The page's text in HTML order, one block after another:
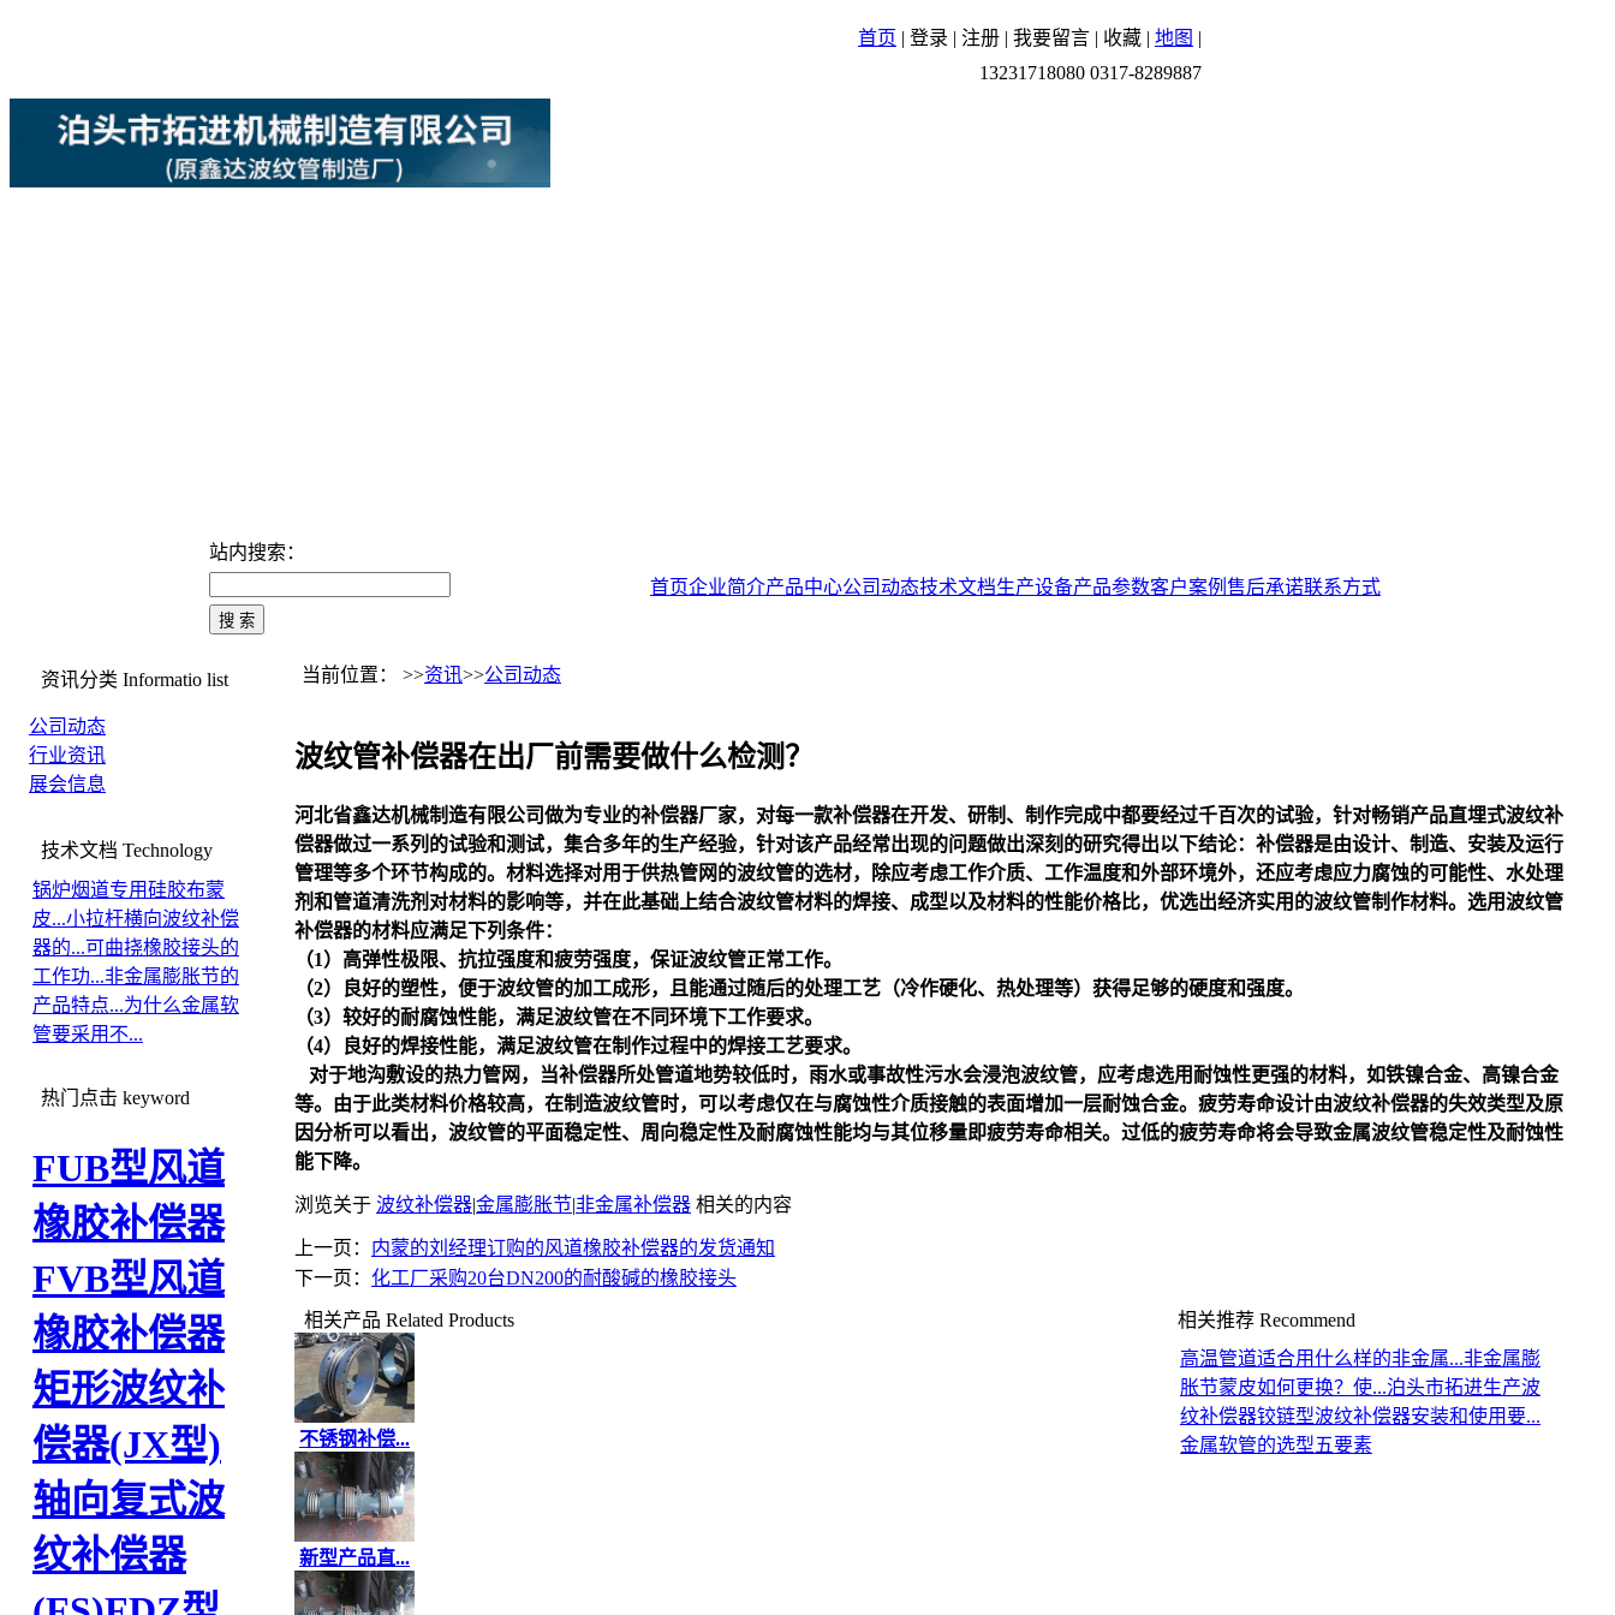
首页 | 登录 | 注册 | 我要留言 | 收藏 | 地图 |
13231718080 0317-8289887
站内搜索：
首页企业简介产品中心公司动态技术文档生产设备产品参数客户案例 售后承诺联系方式
资讯分类 Informatio list
公司动态
行业资讯
展会信息
技术文档 Technology
锅炉烟道专用硅胶布蒙
皮...小拉杆横向波纹补偿
器的...可曲挠橡胶接头的
工作功...非金属膨胀节的
产品特点...为什么金属软
管要采用不...
热门点击 keyword
FUB型风道
橡胶补偿器
FVB型风道
橡胶补偿器
矩形波纹补
偿器(JX型)
轴向复式波
纹补偿器
当前位置： >>资讯>>公司动态
波纹管补偿器在出厂前需要做什么检测？
河北省鑫达机械制造有限公司做为专业的补偿器厂家，对每一款补偿器在开发、研制、制作完成中都要经过千百次的试验，针对畅销产品直埋式波纹补
偿器做过一系列的试验和测试，集合多年的生产经验，针对该产品经常出现的问题做出深刻的研究得出以下结论：补偿器是由设计、制造、安装及运行
管理等多个环节构成的。材料选择对用于供热管网的波纹管的选材，除应考虑工作介质、工作温度和外部环境外，还应考虑应力腐蚀的可能性、水处理
剂和管道清洗剂对材料的影响等，并在此基础上结合波纹管材料的焊接、成型以及材料的性能价格比，优选出经济实用的波纹管制作材料。选用波纹管
补偿器的材料应满足下列条件：
（1）高弹性极限、抗拉强度和疲劳强度，保证波纹管正常工作。
（2）良好的塑性，便于波纹管的加工成形，且能通过随后的处理工艺（冷作硬化、热处理等）获得足够的硬度和强度。
（3）较好的耐腐蚀性能，满足波纹管在不同环境下工作要求。
（4）良好的焊接性能，满足波纹管在制作过程中的焊接工艺要求。
对于地沟敷设的热力管网，当补偿器所处管道地势较低时，雨水或事故性污水会浸泡波纹管，应考虑选用耐蚀性更强的材料，如铁镍合金、高镍合金
等。由于此类材料价格较高，在制造波纹管时，可以考虑仅在与腐蚀性介质接触的表面增加一层耐蚀合金。疲劳寿命设计由波纹补偿器的失效类型及原
因分析可以看出，波纹管的平面稳定性、周向稳定性及耐腐蚀性能均与其位移量即疲劳寿命相关。过低的疲劳寿命将会导致金属波纹管稳定性及耐蚀性
能下降。
浏览关于 波纹补偿器|金属膨胀节|非金属补偿器 相关的内容
上一页： 内蒙的刘经理订购的风道橡胶补偿器的发货通知
下一页： 化工厂采购20台DN200的耐酸碱的橡胶接头
相关产品 Related Products
不锈钢补偿...
新型产品直...
相关推荐 Recommend
高温管道适合用什么样的非金属...非金属膨
胀节蒙皮如何更换？使...泊头市拓进生产波
纹补偿器铰链型波纹补偿器安装和使用要...
金属软管的选型五要素